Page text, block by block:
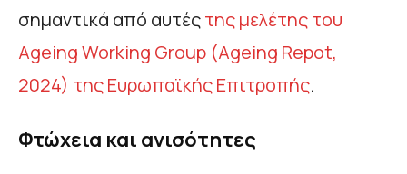
σημαντικά από αυτέςτης μελέτης του
Ageing Working Group (Ageing Repot,
2024) της Ευρωπαϊκής Επιτροπής.
Φτώχεια και ανισότητες